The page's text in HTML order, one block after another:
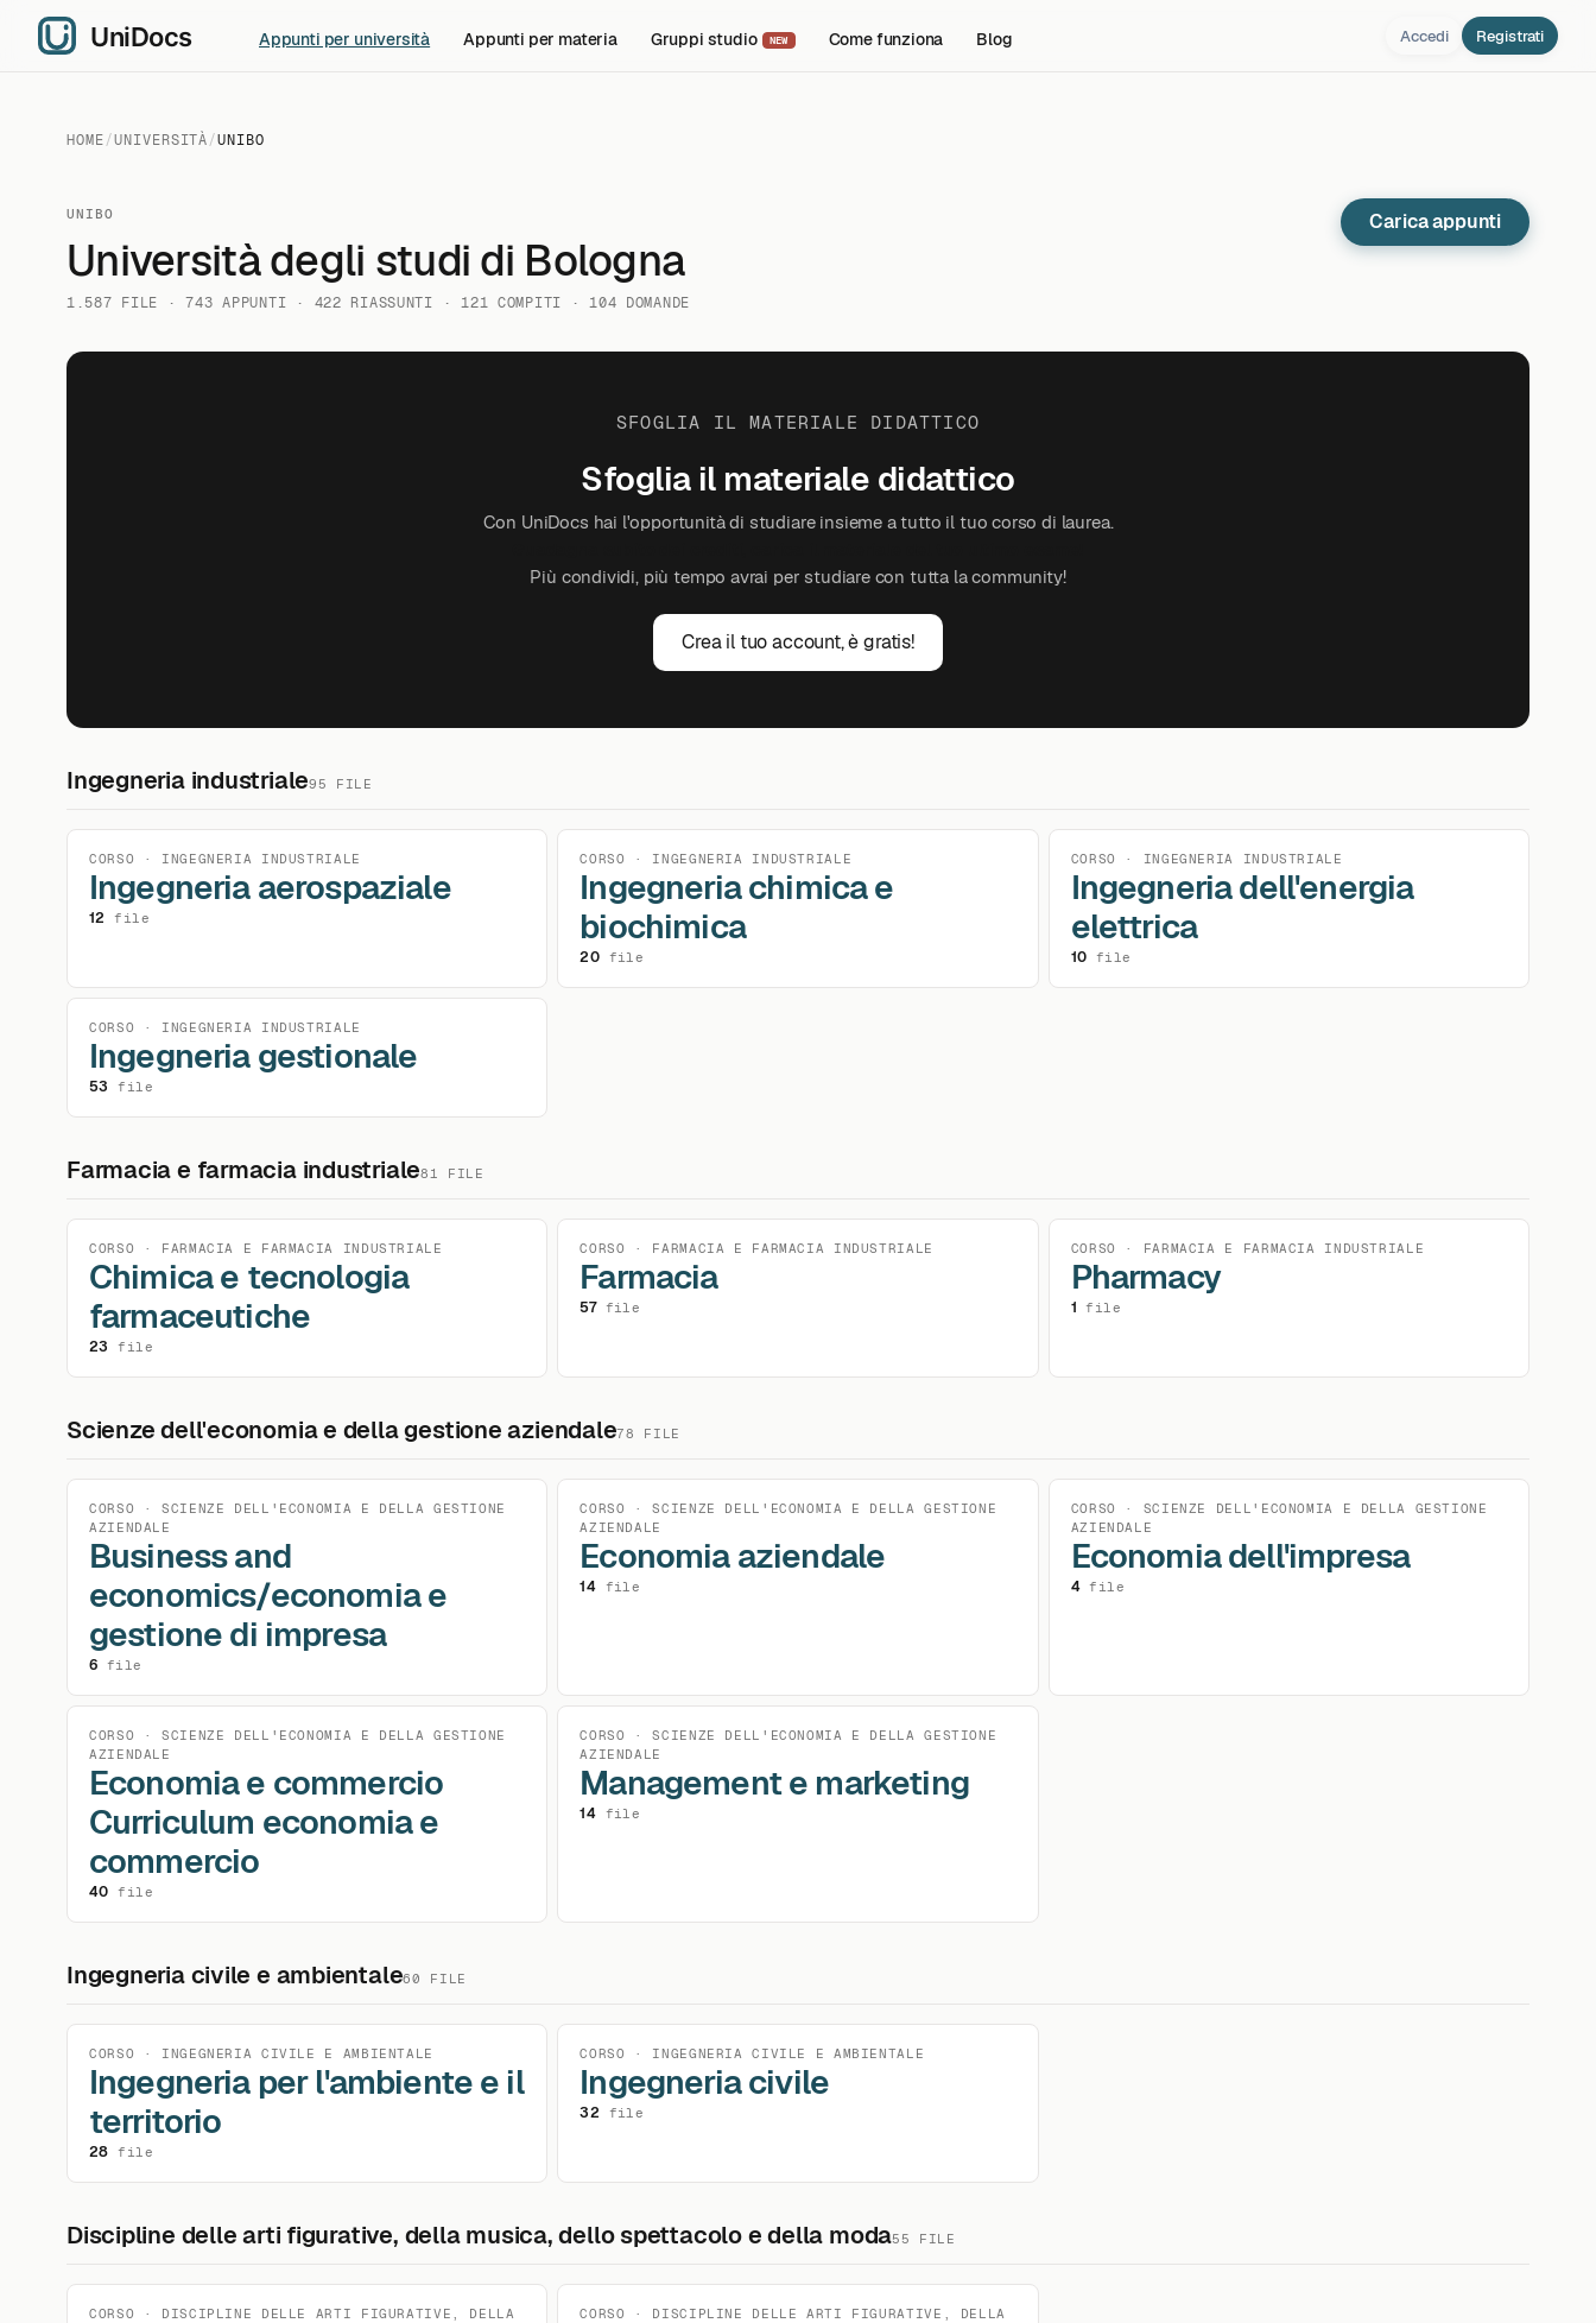
Appunti per università Appunti per materia Gruppi studio NEW Come funziona Blog Accedi Registrati
HOME/UNIVERSITÀ/UNIBO
UNIBO
Università degli studi di Bologna
1.587 FILE 743 APPUNTI 422 RIASSUNTI 121 COMPITI 104 DOMANDE
Carica appunti
SFOGLIA IL MATERIALE DIDATTICO
Sfoglia il materiale didattico
Con UniDocs hai l'opportunità di studiare insieme a tutto il tuo corso di laurea.
Più condividi, più tempo avrai per studiare con tutta la community!
Crea il tuo account, è gratis!
Ingegneria industriale95 FILE
CORSO · INGEGNERIA INDUSTRIALE
Ingegneria aerospaziale
12 file
CORSO · INGEGNERIA INDUSTRIALE
Ingegneria chimica e
biochimica
20 file
CORSO · INGEGNERIA INDUSTRIALE
Ingegneria dell'energia
elettrica
10 file
CORSO · INGEGNERIA INDUSTRIALE
Ingegneria gestionale
53 file
Farmacia e farmacia industriale81 FILE
CORSO · FARMACIA E FARMACIA INDUSTRIALE
Chimica e tecnologia
farmaceutiche
23 file
CORSO · FARMACIA E FARMACIA INDUSTRIALE
Farmacia
57file
CORSO · FARMACIA E FARMACIA INDUSTRIALE
Pharmacy
1 file
Scienze dell'economia e della gestione aziendale78 FILE
CORSO · SCIENZE DELL'ECONOMIA E DELLA GESTIONE
AZIENDALE
Business and
economics/economia e
gestione di impresa
6 file
CORSO · SCIENZE DELL'ECONOMIA E DELLA GESTIONE
AZIENDALE
Economia aziendale
14 file
CORSO · SCIENZE DELL'ECONOMIA E DELLA GESTIONE
AZIENDALE
Economia dell'impresa
4 file
CORSO · SCIENZE DELL'ECONOMIA E DELLA GESTIONE
AZIENDALE
Economia e commercio
Curriculum economia e
commercio
40 file
CORSO · SCIENZE DELL'ECONOMIA E DELLA GESTIONE
AZIENDALE
Management e marketing
14 file
Ingegneria civile e ambientale60 FILE
CORSO · INGEGNERIA CIVILE E AMBIENTALE
Ingegneria per l'ambiente e il
territorio
28 file
CORSO · INGEGNERIA CIVILE E AMBIENTALE
Ingegneria civile
32 file
Discipline delle arti figurative, della musica, dello spettacolo e della moda55 FILE
CORSO · DISCIPLINE DELLE ARTI FIGURATIVE, DELLA
CORSO · DISCIPLINE DELLE ARTI FIGURATIVE, DELLA